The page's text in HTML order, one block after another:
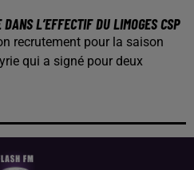
L’EFFECTIF DU LIMOGES CSP
recrutement pour la saison
qui a signé pour deux